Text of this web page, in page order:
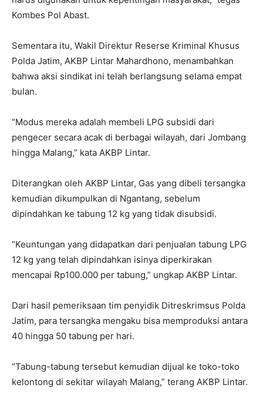
Kombes Pol Abast.
Sementara itu, Wakil Direktur Reserse Kriminal Khusus
Polda Jatim, AKBP Lintar Mahardhono, menambahkan
bahwa aksi sindikat ini telah berlangsung selama empat
bulan.
“Modus mereka adalah membeli LPG subsidi dari
pengecer secara acak di berbagai wilayah, dari Jombang
hingga Malang,” kata AKBP Lintar.
Diterangkan oleh AKBP Lintar, Gas yang dibeli tersangka
kemudian dikumpulkan di Ngantang, sebelum
dipindahkan ke tabung 12 kg yang tidak disubsidi.
“Keuntungan yang didapatkan dari penjualan tabung LPG
12 kg yang telah dipindahkan isinya diperkirakan
mencapai Rp100.000 per tabung,” ungkap AKBP Lintar.
Dari hasil pemeriksaan tim penyidik Ditreskrimsus Polda
Jatim, para tersangka mengaku bisa memproduksi antara
40 hingga 50 tabung per hari.
“Tabung-tabung tersebut kemudian dijual ke toko-toko
kelontong di sekitar wilayah Malang,” terang AKBP Lintar.